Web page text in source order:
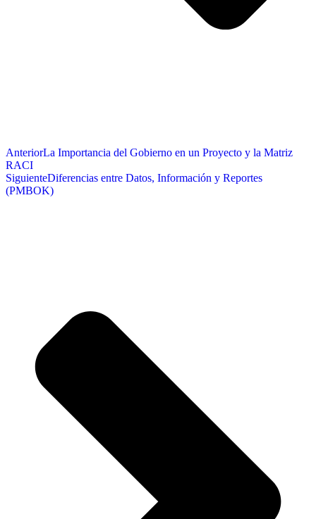
AnteriorLa Importancia del Gobierno en un Proyecto y la Matriz
RACI
SiguienteDiferencias entre Datos, Información y Reportes
(PMBOK)